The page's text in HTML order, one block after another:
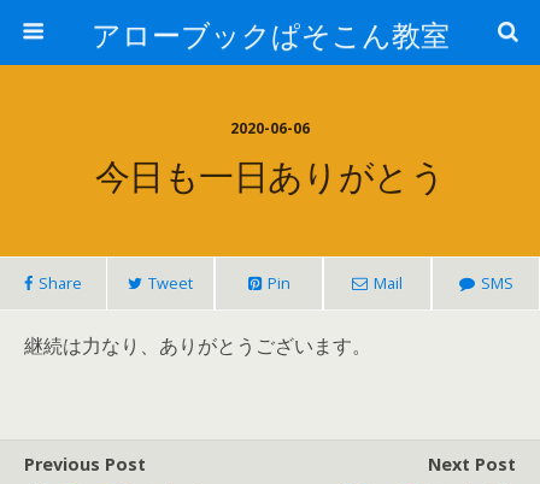
アローブックぱそこん教室
2020-06-06
今日も一日ありがとう
Share Tweet Pin Mail SMS
継続は力なり、ありがとうございます。
Previous Post
Next Post